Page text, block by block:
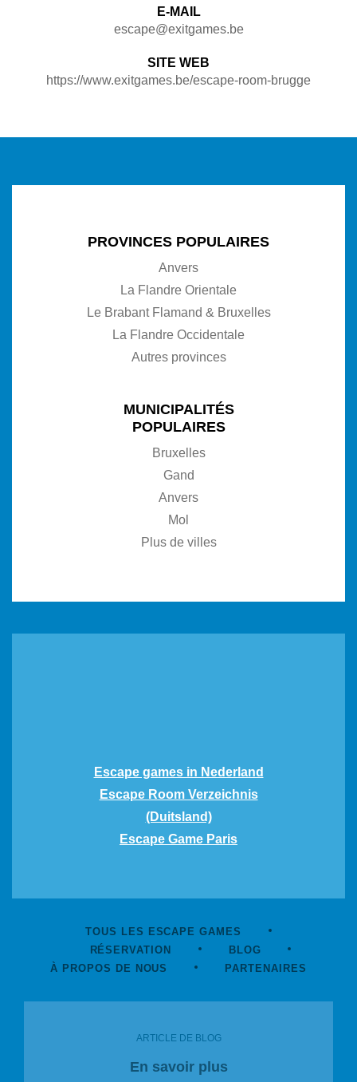
E-MAIL
escape@exitgames.be
SITE WEB
https://www.exitgames.be/escape-room-brugge
PROVINCES POPULAIRES
Anvers
La Flandre Orientale
Le Brabant Flamand & Bruxelles
La Flandre Occidentale
Autres provinces
MUNICIPALITÉS
POPULAIRES
Bruxelles
Gand
Anvers
Mol
Plus de villes
Escape games in Nederland
Escape Room Verzeichnis
(Duitsland)
Escape Game Paris
TOUS LES ESCAPE GAMES
RÉSERVATION
BLOG
À PROPOS DE NOUS
PARTENAIRES
ARTICLE DE BLOG
En savoir plus